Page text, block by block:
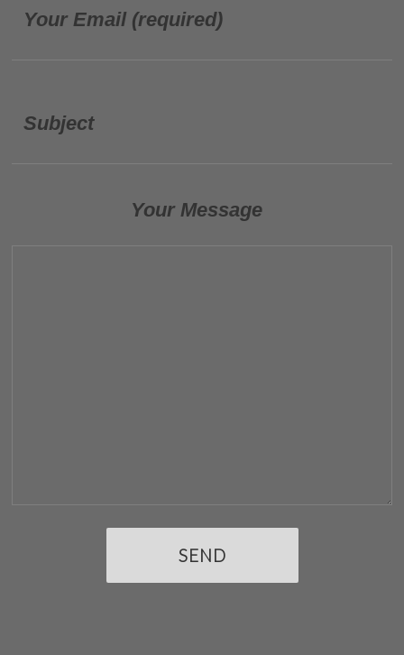
Your Email (required)
Subject
Your Message